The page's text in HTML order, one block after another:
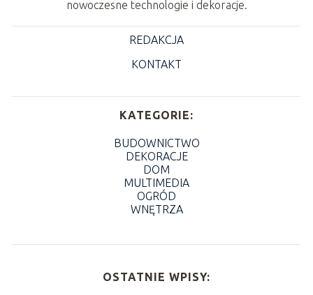
nowoczesne technologie i dekoracje.
REDAKCJA
KONTAKT
KATEGORIE:
BUDOWNICTWO
DEKORACJE
DOM
MULTIMEDIA
OGRÓD
WNĘTRZA
OSTATNIE WPISY: